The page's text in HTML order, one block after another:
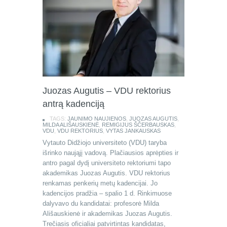
Juozas Augutis – VDU rektorius
antrą kadenciją
TAGS: JAUNIMO NAUJIENOS JUOZAS AUGUTIS
MILDA ALIŠAUSKIENĖ REMIGIJUS ŠČERBAUSKAS
VDU VDU REKTORIUS VYTAS JANKAUSKAS
Vytauto Didžiojo universiteto (VDU) taryba
išrinko naująjį vadovą. Plačiausios aprėpties ir
antro pagal dydį universiteto rektoriumi tapo
akademikas Juozas Augutis. VDU rektorius
renkamas penkerių metų kadencijai. Jo
kadencijos pradžia – spalio 1 d. Rinkimuose
dalyvavo du kandidatai: profesorė Milda
Ališauskienė ir akademikas Juozas Augutis.
Trečiasis oficialiai patvirtintas kandidatas,